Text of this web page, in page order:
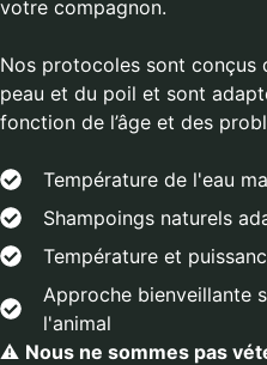
votre compagnon.
Nos protocoles sont conçus
peau et du poil et sont
fonction de l’âge et des
Température de l'eau
Shampoings naturels
Température et
Approche bienveillante
l'animal
⚠️ Nous ne sommes pas